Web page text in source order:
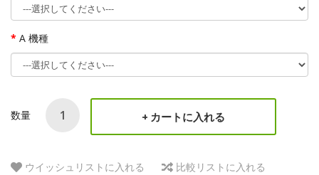
A 機種
数量 カートに入れる
ウイッシュリストに入れる 比較リストに入れる